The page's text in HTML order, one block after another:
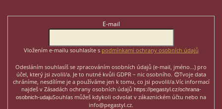
E-mail
Vložením e-mailu souhlasíte s podmínkami ochrany osobních údajů
Odesláním souhlasíš se zpracováním osobních údajů (e-mail, jméno...) pro
účel, který jsi zvolil/a. Je to nutné kvůli GDPR – nic osobního. 😊Tvoje data
chráníme, nesdílíme je a používáme jen k tomu, co jsi povolil/a.Víc informací
najdeš v Zásadách ochrany osobních údajů https://pegastyl.cz/ochrana-
osobnich-udajuSouhlas můžeš kdykoli odvolat v zákaznickém účtu nebo na
info@pegastyl.cz.